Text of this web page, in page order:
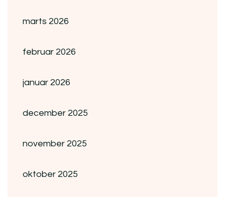
marts 2026
februar 2026
januar 2026
december 2025
november 2025
oktober 2025